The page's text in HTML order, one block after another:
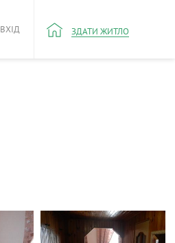
ВХІД ЗДАТИ ЖИТЛО